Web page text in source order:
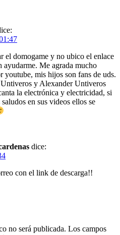
el domogame y no ubico el enlace
ayudarme. Me agrada mucho
youtube, mis hijos son fans de uds.
y Alexander Untiveros
la electrónica y electricidad, si
en sus videos ellos se
dice:
con el link de descarga!!
no será publicada. Los campos